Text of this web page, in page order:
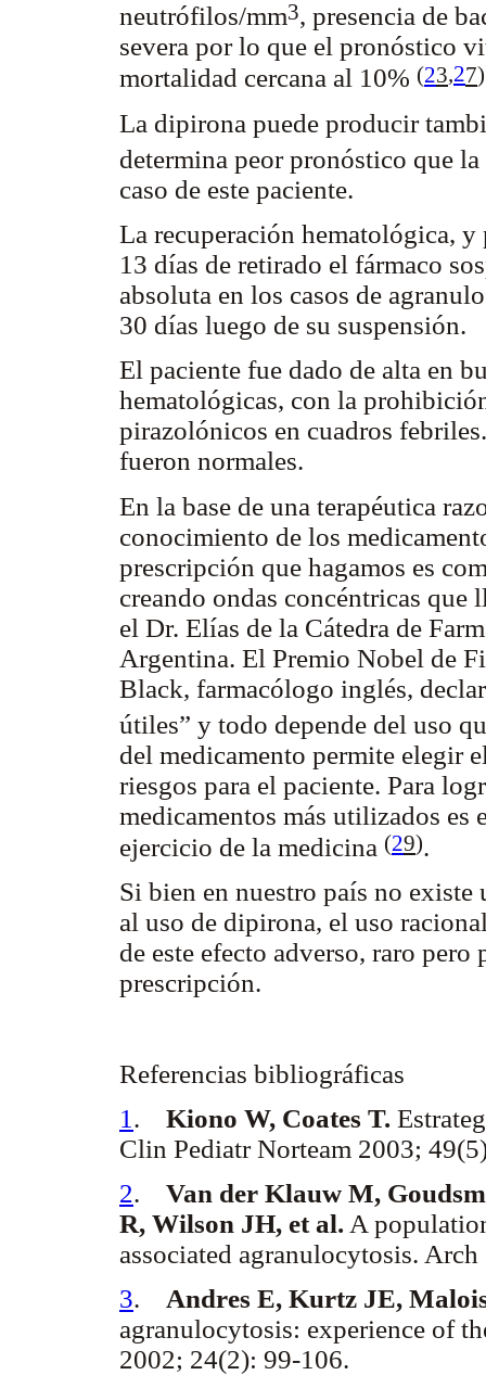
neutrófilos/mm3, presencia de
severa por lo que el pronóstico
mortalidad cercana al 10% (23,27)
La dipirona puede producir
determina peor pronóstico que
caso de este paciente.
La recuperación hematológica,
13 días de retirado el fármaco
absoluta en los casos de
30 días luego de su suspensión.
El paciente fue dado de alta en
hematológicas, con la
pirazolónicos en cuadros
fueron normales.
En la base de una terapéutica
conocimiento de los
prescripción que hagamos es
creando ondas concéntricas que
el Dr. Elías de la Cátedra de
Argentina. El Premio Nobel de
Black, farmacólogo inglés,
útiles” y todo depende del uso
del medicamento permite elegir
riesgos para el paciente. Para
medicamentos más utilizados
ejercicio de la medicina (29).
Si bien en nuestro país no
al uso de dipirona, el uso
de este efecto adverso, raro pero
prescripción.
Referencias bibliográficas
1 . Kiono W, Coates T.
Clin Pediatr Norteam 2003;
2. Van der Klauw M,
R, Wilson JH, et al. A
associated agranulocytosis.
3. Andres E, Kurtz JE,
agranulocytosis: experience of
2002; 24(2): 99-106.